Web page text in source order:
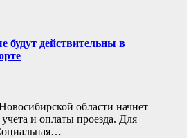
будут действительны в
области начнет
учета и оплаты проезда. Для